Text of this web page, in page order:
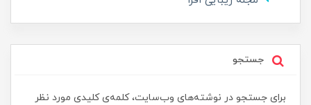
جستجو
برای جستجو در نوشته‌های وب‌سایت، کلمه‌ی کلیدی مورد نظر